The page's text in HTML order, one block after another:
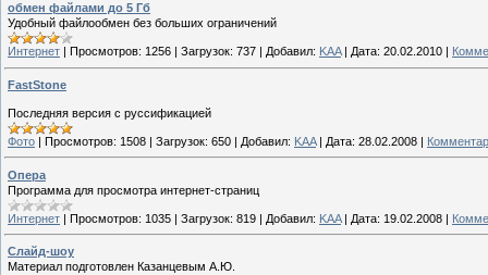
обмен файлами до 5 Гб
Удобный файлообмен без больших ограничений
Интернет Просмотров: 1256 Загрузок: 737 Добавил: KAA| Дата: 20.02.2010
FastStone
Последняя версия с руссификацией
Фото | Просмотров: 1508 | Загрузок: 650 | Добавил: KAA| Дата: 28.02.2008 |
Опера
Программа для просмотра интернет-страниц
Интернет | Просмотров: 1035 | Загрузок: 819 | Добавил: KAA| Дата: 19.02.2008 |
Слайд-шоу
Материал подготовлен Казанцевым А.Ю.